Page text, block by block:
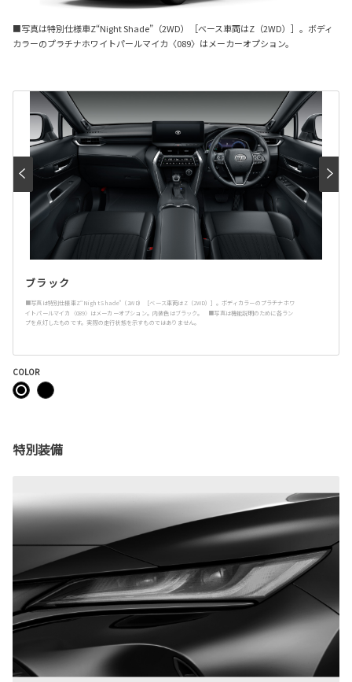
■写真は特別仕様車Z“Night Shade”（2WD）［ベース車両はZ（2WD）］。ボディ
カラーのプラチナホワイトパールマイカ〈089〉はメーカーオプション。
ブラック
■写真は特別仕様車Z“Night Shade”（2WD）［ベース車両はZ（2WD）］。ボディカラーのプラチナホワ
イトパールマイカ〈089〉はメーカーオプション。内装色はブラック。 ■写真は機能説明のために各ラン
プを点灯したものです。実際の走行状態を示すものではありません。
COLOR
特別装備